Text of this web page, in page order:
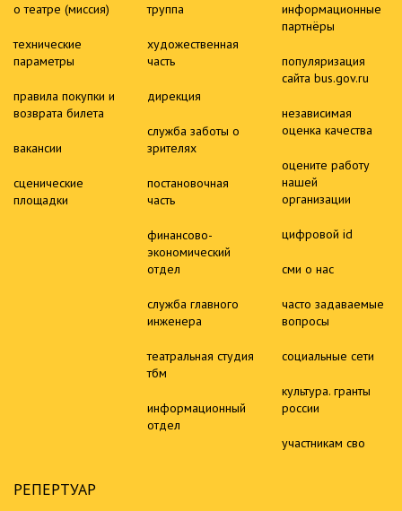
о театре (миссия)
технические
параметры
правила покупки и
возврата билета
вакансии
сценические
площадки
труппа
художественная
часть
дирекция
служба заботы о
зрителях
постановочная
часть
финансово-
экономический
отдел
служба главного
инженера
театральная студия
тбм
информационный
отдел
информационные
партнёры
популяризация
сайта bus.gov.ru
независимая
оценка качества
оцените работу
нашей
организации
цифровой id
сми о нас
часто задаваемые
вопросы
социальные сети
культура. гранты
россии
участникам сво
РЕПЕРТУАР